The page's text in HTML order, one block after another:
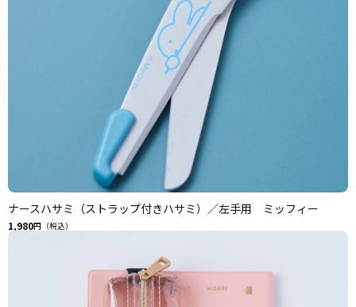
ナースハサミ（ストラップ付きハサミ）／左手用 ミッフィー
1,980円（税込）